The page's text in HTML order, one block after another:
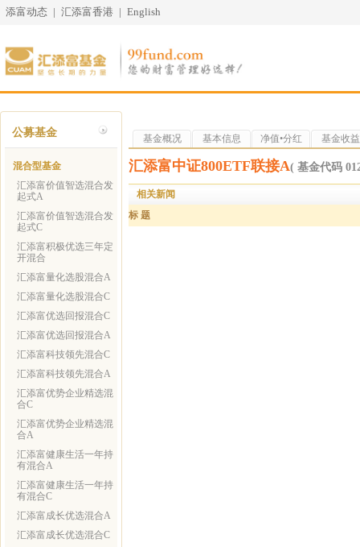
添富动态 | 汇添富香港 | English
公募基金
混合型基金
汇添富价值智选混合发
起式A
汇添富价值智选混合发
起式C
汇添富积极优选三年定
开混合
汇添富量化选股混合A
汇添富量化选股混合C
汇添富优选回报混合C
汇添富优选回报混合A
汇添富科技领先混合C
汇添富科技领先混合A
汇添富优势企业精选混
合C
汇添富优势企业精选混
合A
汇添富健康生活一年持
有混合A
汇添富健康生活一年持
有混合C
汇添富成长优选混合A
汇添富成长优选混合C
基金概况 基本信息 净值•分红 基金收益
汇添富中证800ETF联接A( 基金代码
相关新闻
标 题